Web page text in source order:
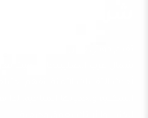
تقدم كويتي كلين خدمات
شمال غرب الصليبيخات، حيث
أحدث التقنيات الآمنة. نفهم
السكنية وتحدياتها المناخية،